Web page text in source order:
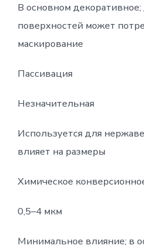
В основном
поверхностей может
маскирование
Пассивация
Незначительная
Используется для
влияет на размеры
Химическое
0,5–4 мкм
Минимальное влияние; в